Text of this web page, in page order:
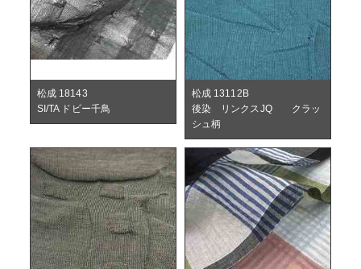
松成 18143
SI/TA ドビー千鳥
松成 13112B
後染 リンクスJQ クラッ
シュ柄